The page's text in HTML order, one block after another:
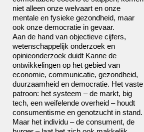
niet alleen onze welvaart en onze
mentale en fysieke gezondheid, maar
ook onze democratie in gevaar.
Aan de hand van objectieve cijfers,
wetenschappelijk onderzoek en
opinieonderzoek duidt Kanne de
ontwikkelingen op het gebied van
economie, communicatie, gezondheid,
duurzaamheid en democratie. Het vaste
patroon: het systeem – de markt, big
tech, een weifelende overheid – houdt
consumentisme en genotzucht in stand.
Maar het individu – de consument, de